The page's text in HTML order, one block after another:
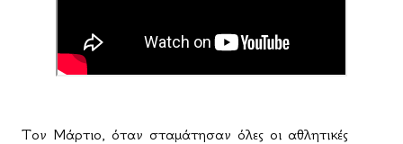
Τον Μάρτιο, όταν σταμάτησαν όλες οι αθλητικές